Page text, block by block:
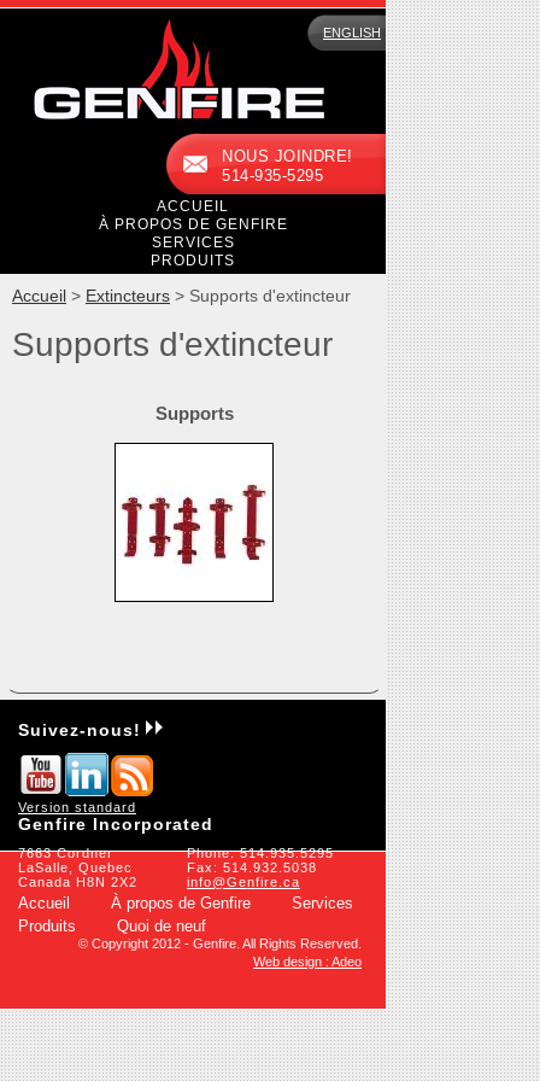
ACCUEIL
À PROPOS DE GENFIRE
SERVICES
PRODUITS
ENGLISH
NOUS JOINDRE!
514-935-5295
Accueil > Extincteurs > Supports d'extincteur
Supports d'extincteur
Supports
Suivez-nous!
Version standard
Genfire Incorporated
7663 Cordner
LaSalle, Quebec
Canada H8N 2X2
Phone: 514.935.5295
Fax: 514.932.5038
info@Genfire.ca
Accueil À propos de Genfire
Services
Produits
Quoi de neuf
© Copyright 2012 - Genfire. All Rights Reserved.
Web design : Adeo